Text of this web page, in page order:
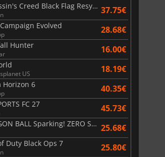
Assassin's Creed Black Flag Resynced 37.75€
Evolved 28.68€
Hunter 16.00€
US 18.19€
Horizon 6 40.35€
FC 27 45.73€
DRAGON BALL Sparking! ZERO Super Limit Breaking NEO 25.68€
Duty Black Ops 7 25.80€